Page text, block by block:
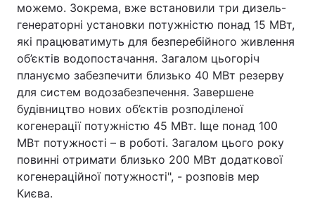
можемо. Зокрема, вже встановили три дизель-
генераторні установки потужністю понад 15 МВт,
які працюватимуть для безперебійного живлення
об’єктів водопостачання. Загалом цьогоріч
плануємо забезпечити близько 40 МВт резерву
для систем водозабезпечення. Завершене
будівництво нових об’єктів розподіленої
когенерації потужністю 45 МВт. Іще понад 100
МВт потужності – в роботі. Загалом цього року
повинні отримати близько 200 МВт додаткової
когенераційної потужності", - розповів мер
Києва.